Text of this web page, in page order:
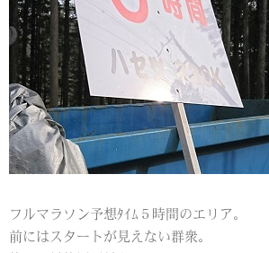
フルマラソン予想ﾀｲﾑ５時間のエリア。
前にはスタートが見えない群衆。